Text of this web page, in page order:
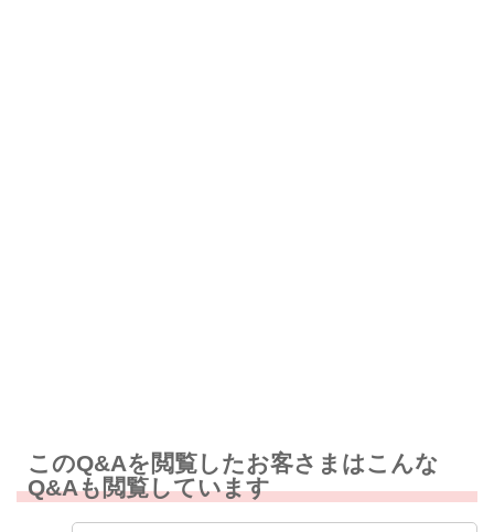
このQ&Aを閲覧したお客さまはこんな
Q&Aも閲覧しています